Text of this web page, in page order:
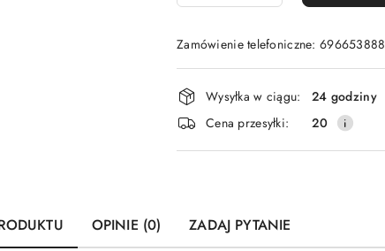
Zamówienie telefoniczne: 696653888
Dostępność
i
dostawa
Wysyłka w ciągu:
24 godziny
Cena przesyłki:
20
OPINIE (0) ZADAJ PYTANIE